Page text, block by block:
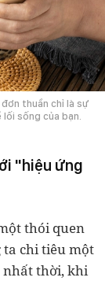
thuần chỉ là sự
lối sống của bạn.
"hiệu ứng
thói quen
ta chi tiêu một
nhất thời, khi